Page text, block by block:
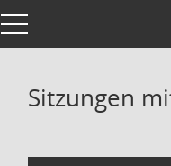
Toggle navigation
Sitzungen